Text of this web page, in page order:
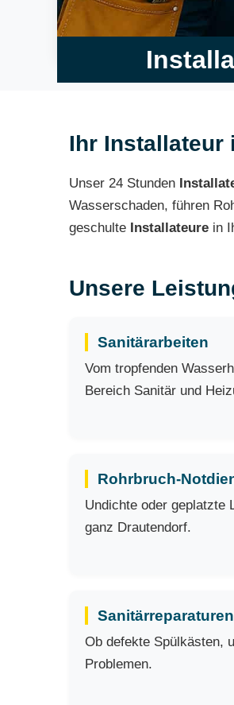
Ihr Installateur
Unser 24 Stunden
Wasserschaden, führen
geschulte Installateure in
Unsere
Sanitärarbeiten
Vom tropfenden
Bereich Sanitär und
Rohrbruch-
Undichte oder geplatzte
ganz Drautendorf.
Sanitärreparaturen
Ob defekte Spülkästen,
Problemen.